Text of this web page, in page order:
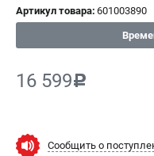
СРАВНЕНИЕ ( 0 )
Артикул товара: 601003890
16 599c
Сообщить о